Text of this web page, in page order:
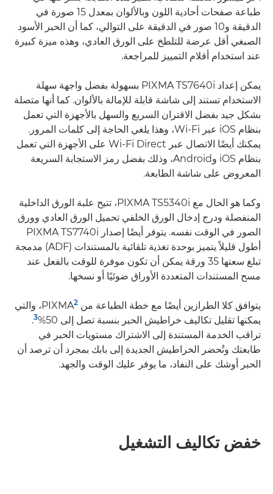
طباعة صفحات أحادية اللون وبالألوان بمعدل 15 صورة في
الدقيقة و10 صور في الدقيقة على التوالي، كما أن الحبر الأسود
الصبغي أقل عرضة للتلطخ على الورق العادي، وهذه ميزة كبيرة
عند استخدام أقلام التمييز للمراجعة.
يمكن إعداد PIXMA TS7640i بسهولة بفضل واجهة سهلة
الاستخدام تستند إلى شاشة قابلة للإمالة بالألوان. كما أنها متصلة
بشكل جيد بفضل الاقتران السريع والسهل بالأجهزة التي تعمل
بنظام iOS عبر Wi-Fi، وهذا يلغي الحاجة إلى كلمات المرور.
يمكنك أيضًا الاتصال عبر Wi-Fi Direct على الأجهزة التي تعمل
بنظام iOS وAndroid، وذلك بفضل رمز الاستجابة السريعة
المعروض على شاشة الطابعة.
وكما هو الحال مع PIXMA TS5340i، تتيح علبة الورق الداخلية
المنفصلة ودرج إدخال الورق الخلفي تحميل الورق العادي وورق
الصور في الوقت نفسه. يتوفر أيضًا إصدار PIXMA TS7740i
أطول قليلاً يتميز بوحدة تغذية تلقائية بالمستندات (ADF) مدمجة
تبلغ سعتها 35 ورقة يمكن أن تكون موفرة للوقت بالفعل عند
مسح المستندات المتعددة الأوراق ضوئيًا أو نسخها.
يتوافق كلا الطرازين أيضًا مع خطة الطباعة من PIXMA 2
، والتي
يمكنها تقليل تكاليف خراطيش الحبر بنسبة تصل إلى 50%
3
.
تراقب الخدمة المستندة إلى الاشتراك مستويات الحبر في
طابعتك وتُحضر الخراطيش الجديدة إلى بابك بمجرد أن ترصد أن
الحبر أوشك على النفاد، ما يوفر عليك الوقت والجهد.
خفض تكاليف التشغيل